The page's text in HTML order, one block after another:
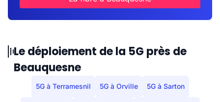
Le déploiement de la 5G près de
Beauquesne
5G à Terramesnil 5G à Orville 5G à Sarton